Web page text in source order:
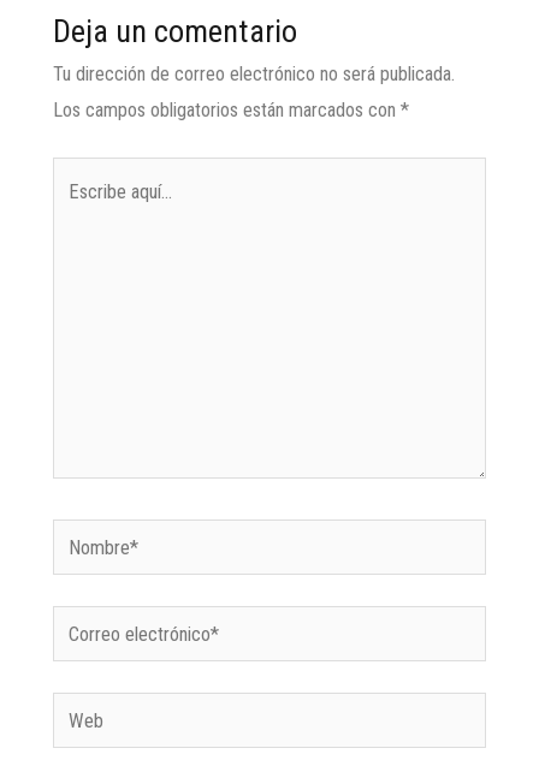
Deja un comentario
Tu dirección de correo electrónico no será publicada.
Los campos obligatorios están marcados con *